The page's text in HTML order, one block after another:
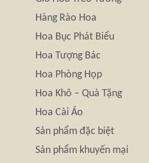
Hàng Rào Hoa
Hoa Bục Phát Biểu
Hoa Tượng Bác
Hoa Phòng Họp
Hoa Khô – Quà Tặng
Hoa Cài Áo
Sản phẩm đặc biệt
Sản phẩm khuyến mại